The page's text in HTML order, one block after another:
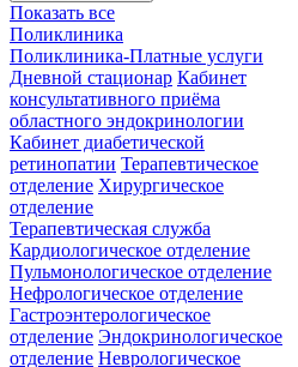
Показать все
Поликлиника
Поликлиника-Платные услуги
Дневной стационар Кабинет
консультативного приёма
областного эндокринологии
Кабинет диабетической
ретинопатии Терапевтическое
отделение Хирургическое
отделение
Терапевтическая служба
Кардиологическое отделение
Пульмонологическое отделение
Нефрологическое отделение
Гастроэнтерологическое
отделение Эндокринологическое
отделение Неврологическое